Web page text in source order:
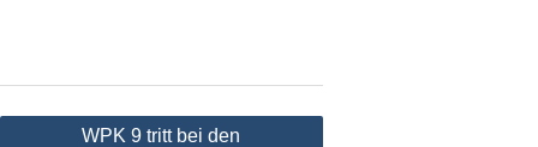
Beitragsnavigation
WPK 9 tritt bei den